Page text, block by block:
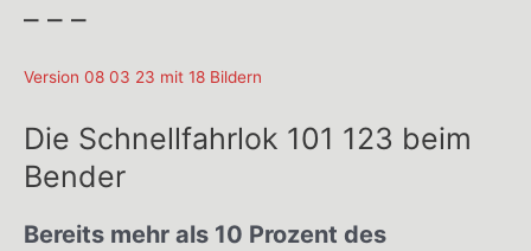
– – –
Version 08 03 23 mit 18 Bildern
Die Schnellfahrlok 101 123 beim
Bender
Bereits mehr als 10 Prozent des